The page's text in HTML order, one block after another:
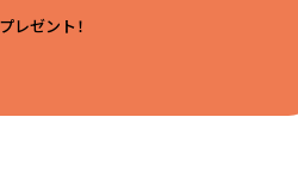
レゼント！